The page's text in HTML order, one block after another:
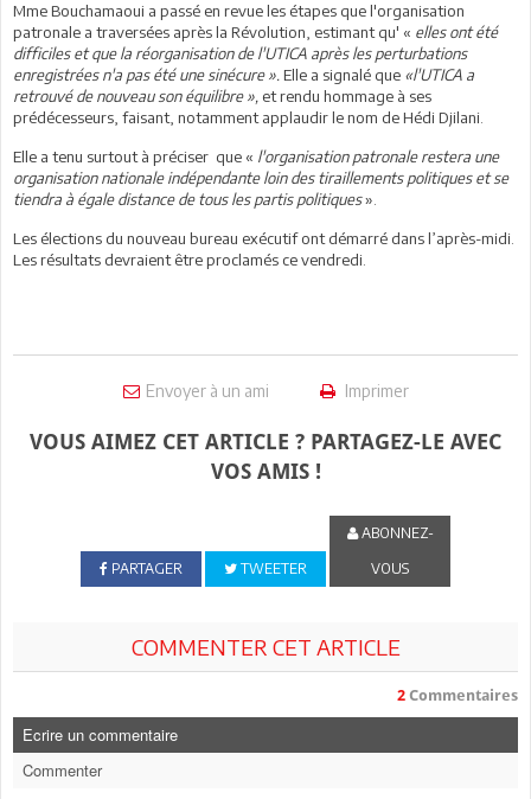
Mme Bouchamaoui a passé en revue les étapes que l'organisation
patronale a traversées après la Révolution, estimant qu' « elles ont été
difficiles et que la réorganisation de l'UTICA après les perturbations
enregistrées n'a pas été une sinécure ». Elle a signalé que «l'UTICA a
retrouvé de nouveau son équilibre », et rendu hommage à ses
prédécesseurs, faisant, notamment applaudir le nom de Hédi Djilani.
Elle a tenu surtout à préciser que « l'organisation patronale restera une
organisation nationale indépendante loin des tiraillements politiques et se
tiendra à égale distance de tous les partis politiques».
Les élections du nouveau bureau exécutif ont démarré dans l’après-midi.
Les résultats devraient être proclamés ce vendredi.
Envoyer à un ami Imprimer
VOUS AIMEZ CET ARTICLE ? PARTAGEZ-LE AVEC
VOS AMIS !
PARTAGER TWEETER
ABONNEZ-
VOUS
COMMENTER CET ARTICLE
2 Commentaires
Ecrire un commentaire
Commenter